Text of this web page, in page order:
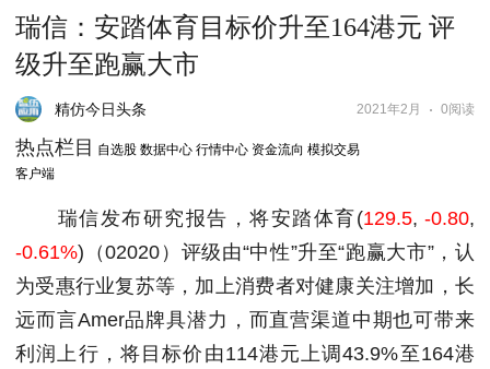
瑞信：安踏体育目标价升至164港元 评
级升至跑赢大市
精仿今日头条 2021年2月 0阅读
热点栏目
自选股 数据中心 行情中心 资金流向 模拟交易
客户端
瑞信发布研究报告，将安踏体育 (129.5,-0.80,
-0.61%) （02020）评级由“中性”升至“跑赢大市”，认
为受惠行业复苏等，加上消费者对健康关注增加，长
远而言Amer品牌具潜力，而直营渠道中期也可带来
利润上行，将目标价由114港元上调43.9%至164港